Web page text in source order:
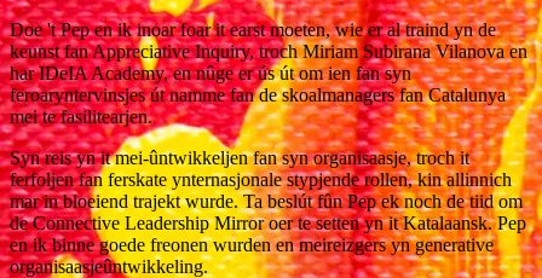
Doe 't Pep en ik inoar foar it earst moeten, wie er al traind yn de
keunst fan Appreciative Inquiry, troch Miriam Subirana Vilanova en
har IDeIA Academy, en nûge er ús út om ien fan syn
feroaryntervinsjes út namme fan de skoalmanagers fan Catalunya
mei te fasilitearjen.
Syn reis yn it mei-ûntwikkeljen fan syn organisaasje, troch it
ferfoljen fan ferskate ynternasjonale stypjende rollen, kin allinnich
mar in bloeiend trajekt wurde. Ta beslút fûn Pep ek noch de tiid om
de Connective Leadership Mirror oer te setten yn it Katalaansk. Pep
en ik binne goede freonen wurden en meireizgers yn generative
organisaasjeûntwikkeling.